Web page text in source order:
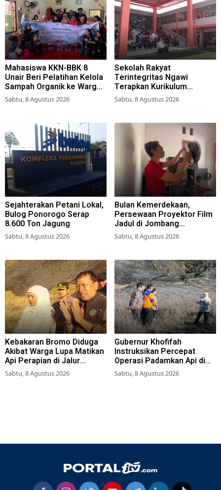
Mahasiswa KKN-BBK 8
Unair Beri Pelatihan Kelola
Sampah Organik ke Warga
Simokerto Surabaya
Sabtu, 8 Agustus 2026
Sekolah Rakyat
Terintegritas Ngawi
Terapkan Kurikulum
Berbasis Asrama
Sabtu, 8 Agustus 2026
Sejahterakan Petani Lokal,
Bulog Ponorogo Serap
8.600 Ton Jagung
Sabtu, 8 Agustus 2026
Bulan Kemerdekaan,
Persewaan Proyektor Film
Jadul di Jombang
Meningkat
Sabtu, 8 Agustus 2026
Kebakaran Bromo Diduga
Akibat Warga Lupa Matikan
Api Perapian di Jalur
Tradisional
Sabtu, 8 Agustus 2026
Gubernur Khofifah
Instruksikan Percepat
Operasi Padamkan Api di
Wisata Bromo
Sabtu, 8 Agustus 2026